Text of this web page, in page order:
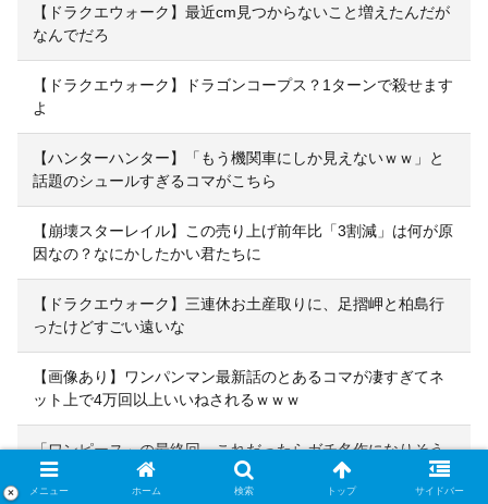
【ドラクエウォーク】最近cm見つからないこと増えたんだが
なんでだろ
【ドラクエウォーク】ドラゴンコープス？1ターンで殺せます
よ
【ハンターハンター】「もう機関車にしか見えないｗｗ」と
話題のシュールすぎるコマがこちら
【崩壊スターレイル】この売り上げ前年比「3割減」は何が原
因なの？なにかしたかい君たちに
【ドラクエウォーク】三連休お土産取りに、足摺岬と柏島行
ったけどすごい遠いな
【画像あり】ワンパンマン最新話のとあるコマが凄すぎてネ
ット上で4万回以上いいねされるｗｗｗ
「ワンピース」の最終回、これだったらガチ名作になりそう
ｗｗｗｗ
メニュー ホーム 検索 トップ サイドバー
×